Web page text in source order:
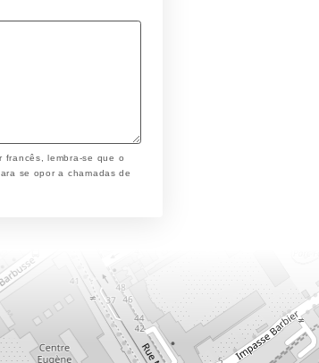
francês, lembra-se que o
se opor a chamadas de